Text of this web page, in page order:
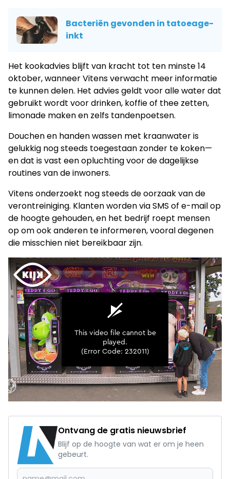
Bacteriën gevonden in tatoeage-
inkt
Het kookadvies blijft van kracht tot ten minste 14
oktober, wanneer Vitens verwacht meer informatie
te kunnen delen. Het advies geldt voor alle water dat
gebruikt wordt voor drinken, koffie of thee zetten,
limonade maken en zelfs tandenpoetsen.
Douchen en handen wassen met kraanwater is
gelukkig nog steeds toegestaan zonder te koken—
en dat is vast een opluchting voor de dagelijkse
routines van de inwoners.
Vitens onderzoekt nog steeds de oorzaak van de
verontreiniging. Klanten worden via SMS of e-mail op
de hoogte gehouden, en het bedrijf roept mensen
op om ook anderen te informeren, vooral degenen
die misschien niet bereikbaar zijn.
Ontvang de gratis nieuwsbrief
Blijf op de hoogte van wat er om je heen
gebeurt.